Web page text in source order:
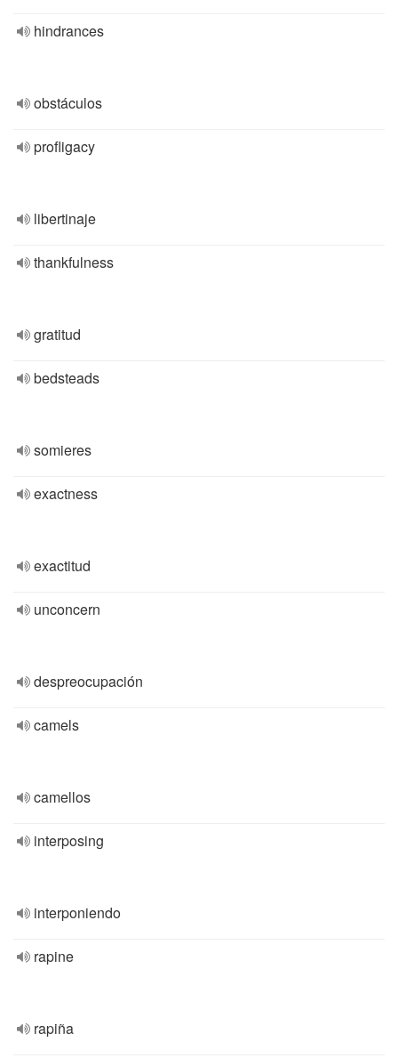
hindrances
obstáculos
profligacy
libertinaje
thankfulness
gratitud
bedsteads
somieres
exactness
exactitud
unconcern
despreocupación
camels
camellos
interposing
interponiendo
rapine
rapiña